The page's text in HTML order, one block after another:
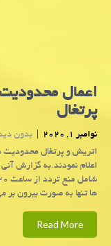
اعمال
پرتغال
نوامبر 1, 2020 | بدون
اتریش و پرتغال محدودیت
اعلام نمودند.به گزارش
ها تنها به صورت بیرون بر
Read More